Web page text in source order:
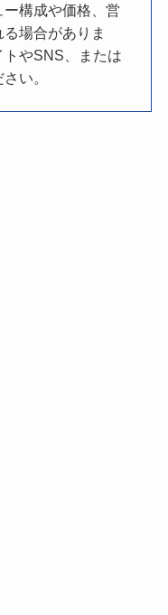
構成や価格、営
場合がありま
やSNS、または
い。